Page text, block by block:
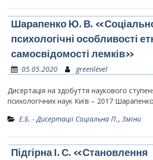
Шарапенко Ю. В.
психологічні особливості
самосвідомості лемків»
05.05.2020 greenlevel
Дисертація на здобуття наукового
психологічних наук Київ – 2017
Е.Б. - Дисертаціі Соціальна П., Зміни
Підгірна І. С. «Становлення